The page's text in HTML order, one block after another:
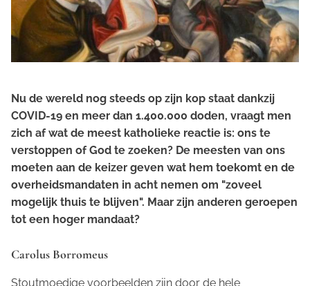
Nu de wereld nog steeds op zijn kop staat dankzij
COVID-19 en meer dan 1.400.000 doden, vraagt men
zich af wat de meest katholieke reactie is: ons te
verstoppen of God te zoeken? De meesten van ons
moeten aan de keizer geven wat hem toekomt en de
overheidsmandaten in acht nemen om "zoveel
mogelijk thuis te blijven". Maar zijn anderen geroepen
tot een hoger mandaat?
Carolus Borromeus
Stoutmoedige voorbeelden zijn door de hele